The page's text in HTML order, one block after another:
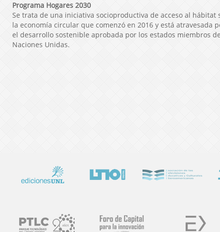
Programa Hogares 2030
Se trata de una iniciativa socioproductiva de acceso al hábitat
la economía circular que comenzó en 2016 y está atravesada
el desarrollo sostenible aprobada por los estados miembros
Naciones Unidas.